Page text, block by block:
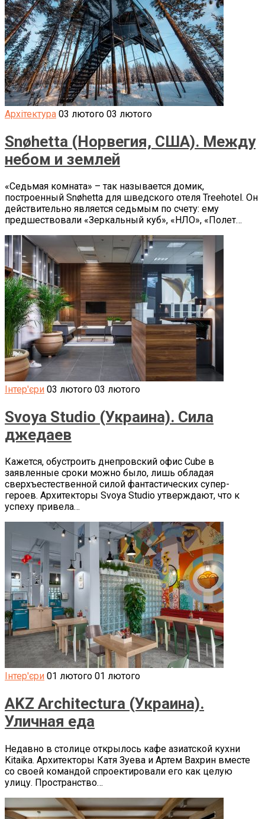
Архітектура 03 лютого 03 лютого
Snøhetta (Норвегия, США). Между
небом и землей
«Седьмая комната» – так называется домик,
построенный Snøhetta для шведского отеля Treehotel. Он
действительно является седьмым по счету: ему
предшествовали «Зеркальный куб», «НЛО», «Полет…
Інтер'єри 03 лютого 03 лютого
Svoya Studio (Украина). Сила
джедаев
Кажется, обустроить днепровский офис Cube в
заявленные сроки можно было, лишь обладая
сверхъестественной силой фантастических супер-
героев. Архитекторы Svoya Studio утверждают, что к
успеху привела…
Інтер'єри 01 лютого 01 лютого
AKZ Architectura (Украина).
Уличная еда
Недавно в столице открылось кафе азиатской кухни
Kitaika. Архитекторы Катя Зуева и Артем Вахрин вместе
со своей командой спроектировали его как целую
улицу. Пространство…